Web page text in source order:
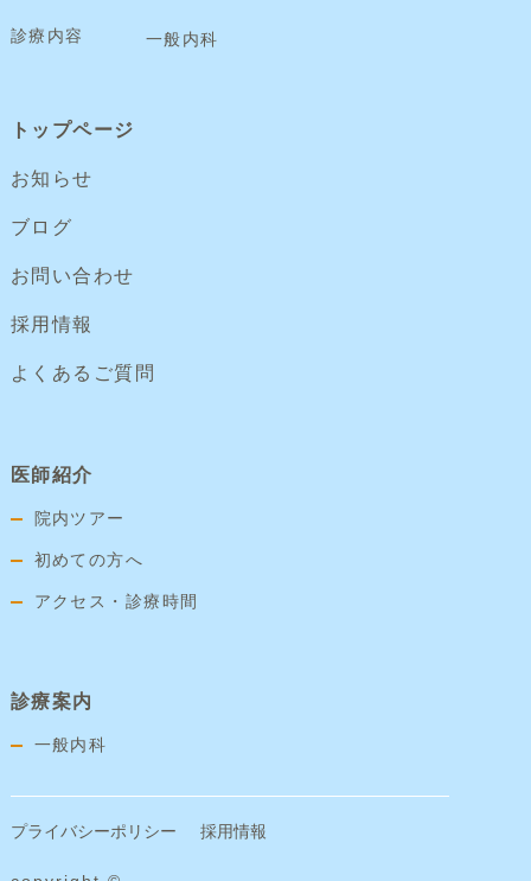
診療内容 一般内科
トップページ
お知らせ
ブログ
お問い合わせ
採用情報
よくあるご質問
医師紹介
院内ツアー
初めての方へ
アクセス・診療時間
診療案内
一般内科
プライバシーポリシー 採用情報